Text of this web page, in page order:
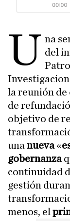
U na
del
la reunión de
de
objetivo de
una nueva«
gobernanza
continuidad
gestión
menos, el